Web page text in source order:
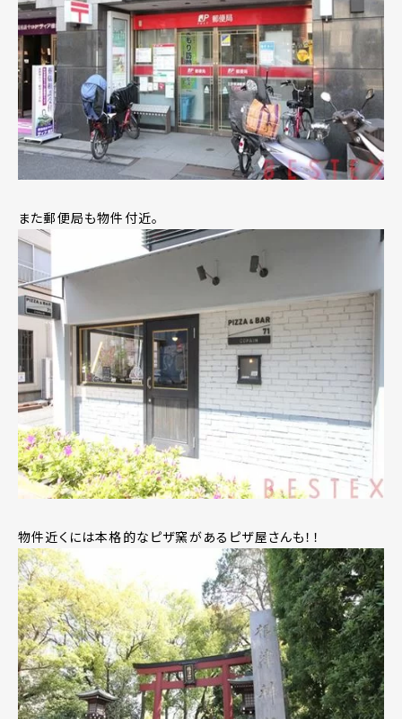
また郵便局も物件付近。
物件近くには本格的なピザ窯があるピザ屋さんも！！